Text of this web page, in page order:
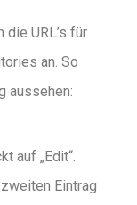
URL’s für
an. So
aussehen:
auf „Edit“.
Eintrag